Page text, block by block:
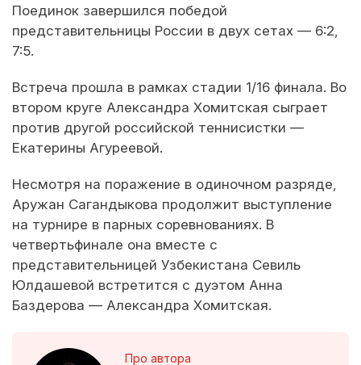
Поединок завершился победой
представительницы России в двух сетах — 6:2,
7:5.
Встреча прошла в рамках стадии 1/16 финала. Во
втором круге Александра Хомитская сыграет
против другой российской теннисистки —
Екатерины Агуреевой.
Несмотря на поражение в одиночном разряде,
Аружан Сагандыкова продолжит выступление
на турнире в парных соревнованиях. В
четвертьфинале она вместе с
представительницей Узбекистана Севиль
Юлдашевой встретится с дуэтом Анна
Баздерова — Александра Хомитская.
Про автора